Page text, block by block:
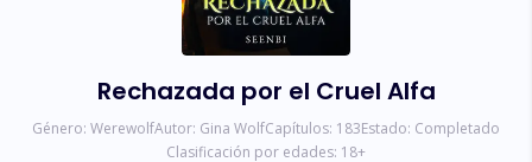
Rechazada por el Cruel Alfa
Género: WerewolfAutor: Gina WolfCapítulos: 183Estado: Completado
Clasificación por edades: 18+